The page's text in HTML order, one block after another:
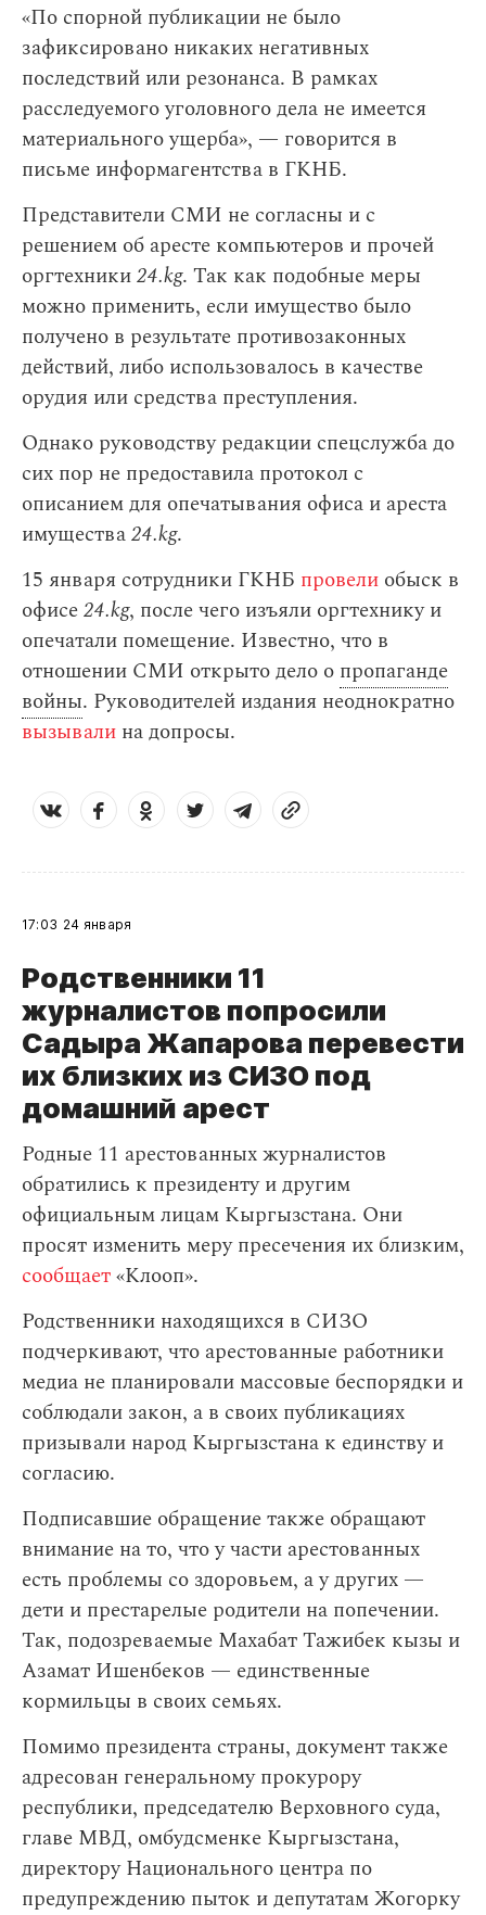
«По спорной публикации не было
зафиксировано никаких негативных
последствий или резонанса. В рамках
расследуемого уголовного дела не имеется
материального ущерба», — говорится в
письме информагентства в ГКНБ.
Представители СМИ не согласны и с
решением об аресте компьютеров и прочей
оргтехники24.kg. Так как подобные меры
можно применить, если имущество было
получено в результате противозаконных
действий, либо использовалось в качестве
орудия или средства преступления.
Однако руководству редакции спецслужба до
сих пор не предоставила протокол с
описанием для опечатывания офиса и ареста
имущества24.kg.
15 января сотрудники ГКНБ провели обыск в
офисе24.kg, после чего изъяли оргтехнику и
опечатали помещение. Известно, что в
отношении СМИ открыто дело о пропаганде
войны. Руководителей издания неоднократно
вызывали на допросы.
17:03 24 января
Родственники 11
журналистов попросили
Садыра Жапарова перевести
их близких из СИЗО под
домашний арест
Родные 11 арестованных журналистов
обратились к президенту и другим
официальным лицам Кыргызстана. Они
просят изменить меру пресечения их близким,
сообщает«Клооп».
Родственники находящихся в СИЗО
подчеркивают, что арестованные работники
медиа не планировали массовые беспорядки и
соблюдали закон, а в своих публикациях
призывали народ Кыргызстана к единству и
согласию.
Подписавшие обращение также обращают
внимание на то, что у части арестованных
есть проблемы со здоровьем, а у других —
дети и престарелые родители на попечении.
Так, подозреваемые Махабат Тажибек кызы и
Азамат Ишенбеков — единственные
кормильцы в своих семьях.
Помимо президента страны, документ также
адресован генеральному прокурору
республики, председателю Верховного суда,
главе МВД, омбудсменке Кыргызстана,
директору Национального центра по
предупреждению пыток и депутатамЖогорку